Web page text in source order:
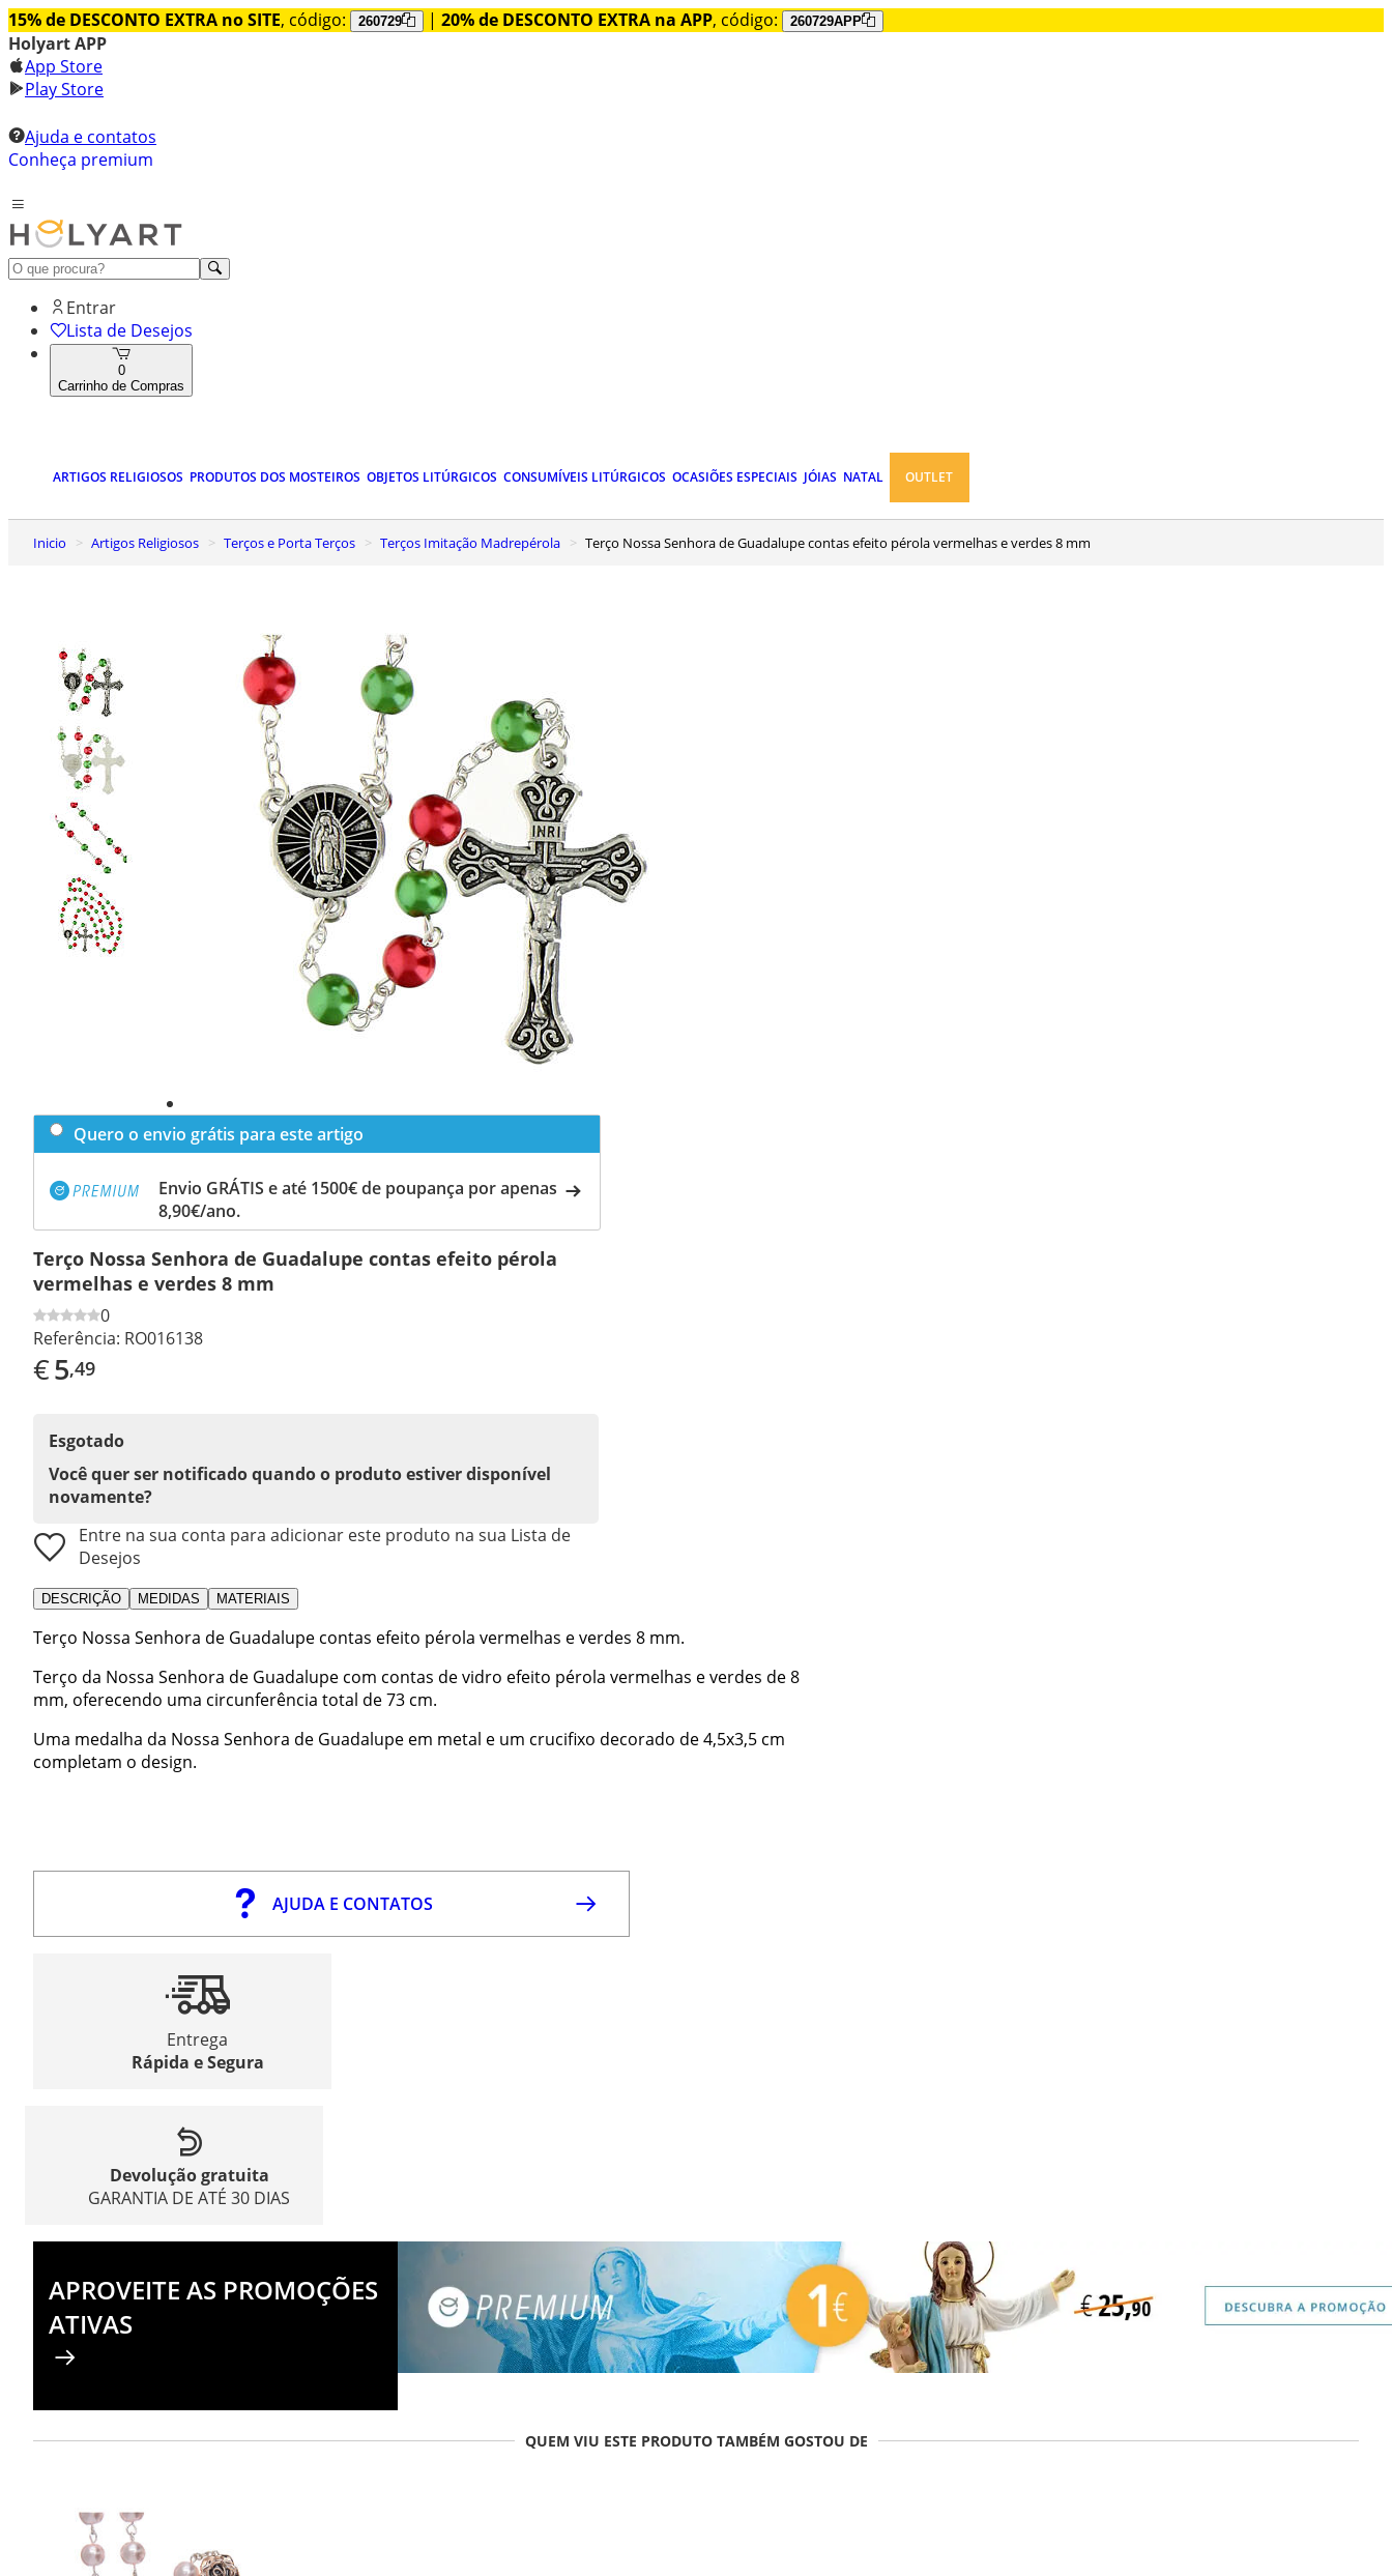
15% de DESCONTO EXTRA no SITE, código: 260729 | 20% de DESCONTO EXTRA na APP, código: 260729APP
Holyart APP
App Store
Play Store
Ajuda e contatos
Conheça premium
Entrar
Lista de Desejos
0
Carrinho de Compras
ARTIGOS RELIGIOSOS PRODUTOS DOS MOSTEIROS OBJETOS LITÚRGICOS CONSUMÍVEIS LITÚRGICOS OCASIÕES ESPECIAIS JÓIAS NATAL OUTLET
Inicio Artigos Religiosos Terços e Porta Terços Terços Imitação Madrepérola Terço Nossa Senhora de Guadalupe contas efeito pérola vermelhas e verdes 8 mm
Quero o envio grátis para este artigo
Envio GRÁTIS e até 1500€ de poupança por apenas
8,90€/ano.
Terço Nossa Senhora de Guadalupe contas efeito pérola
vermelhas e verdes 8 mm
0
Referência: RO016138
€5,49
Esgotado
Você quer ser notificado quando o produto estiver disponível
novamente?
Entre na sua conta para adicionar este produto na sua Lista de
Desejos
DESCRIÇÃO MEDIDAS MATERIAIS
Terço Nossa Senhora de Guadalupe contas efeito pérola vermelhas e verdes 8 mm.
Terço da Nossa Senhora de Guadalupe com contas de vidro efeito pérola vermelhas e verdes de 8
mm, oferecendo uma circunferência total de 73 cm.
Uma medalha da Nossa Senhora de Guadalupe em metal e um crucifixo decorado de 4,5x3,5 cm
completam o design.
AJUDA E CONTATOS
Entrega
Rápida e Segura
Devolução gratuita
GARANTIA DE ATÉ 30 DIAS
APROVEITE AS PROMOÇÕES
ATIVAS
QUEM VIU ESTE PRODUTO TAMBÉM GOSTOU DE